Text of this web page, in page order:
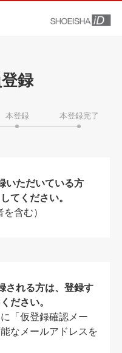
録
本登録 本登録完了
いただいている方
してください。
含む）
される方は、登録す
ださい。
「仮登録確認メー
なメールアドレスを